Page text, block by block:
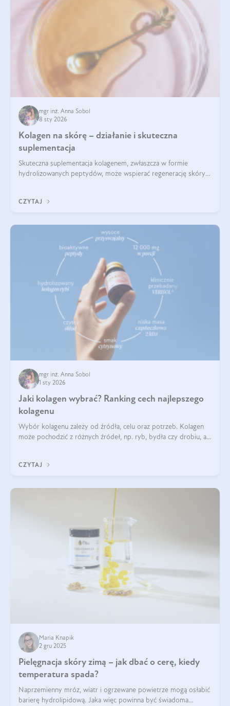
mgr inż. Anna Sobol
8 sty 2026
Kolagen na skórę – działanie i skuteczna
suplementacja
Skuteczna suplementacja kolagenem, zwłaszcza w formie
hydrolizowanych peptydów, może wspierać regenerację skóry i
CZYTAJ
mgr inż. Anna Sobol
1 sty 2026
Jaki kolagen wybrać? Ranking cech najlepszego
kolagenu
Wybór kolagenu zależy od źródła, celu oraz potrzeb. Kolagen
może pochodzić z różnych źródeł, np. ryb, bydła czy drobiu, a
bydlęcy.
CZYTAJ
Maria Knapik
2 gru 2025
Pielęgnacja skóry zimą – jak dbać o cerę, kiedy
temperatura spada?
Naprzemienny mróz, wiatr i ogrzewane powietrze mogą osłabić
barierę hydrolipidową. Jaka więc powinna być świadoma